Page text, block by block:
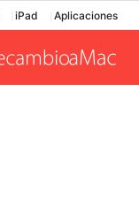
iPad Aplicaciones